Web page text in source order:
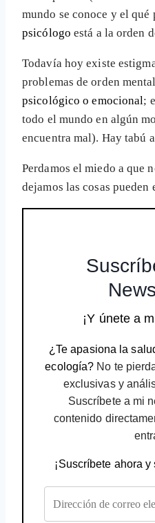
mundo se conoce y el qué
psicólogo está a la orden
Todavía hoy existe
problemas de orden
psicológico o emocional;
todo el mundo en algún
encuentra mal). Hay tabú
Perdamos el miedo a que
dejamos las cosas pueden
¡Y únete a
¿Te apasiona la
ecología? No te
exclusivas y
Suscríbete a mi
contenido
¡Suscríbete ahora